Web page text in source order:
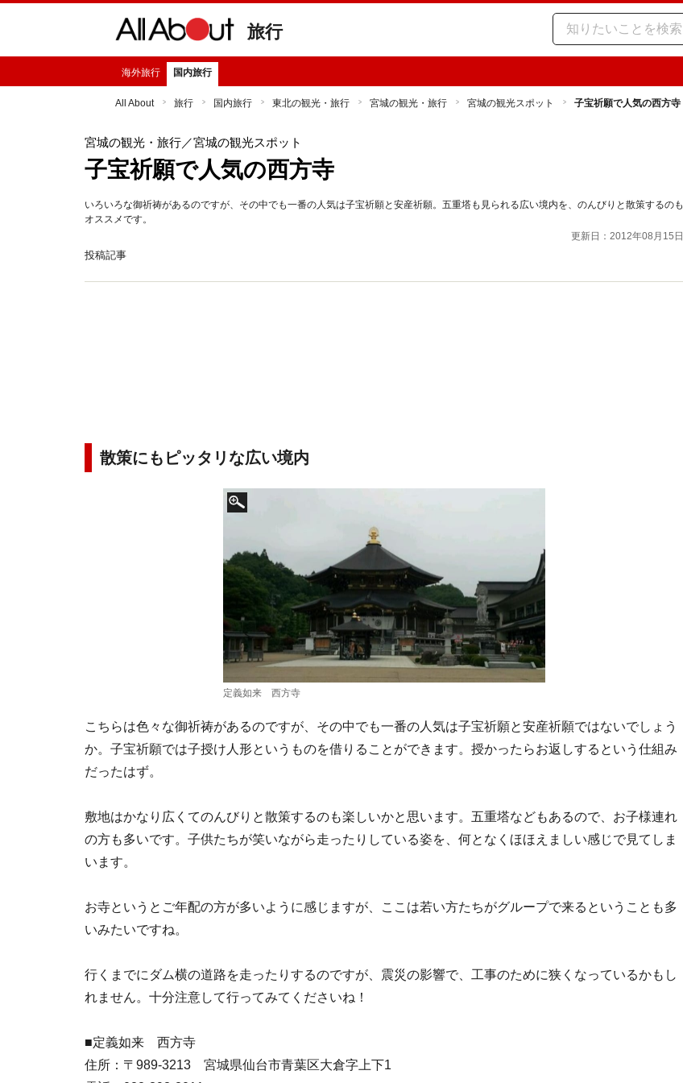
旅行
海外旅行 国内旅行
All About 旅行 国内旅行 東北の観光・旅行 宮城の観光・旅行 宮城の観光スポット 子宝祈願で人気の西方寺
宮城の観光・旅行／宮城の観光スポット
子宝祈願で人気の西方寺
いろいろな御祈祷があるのですが、その中でも一番の人気は子宝祈願と安産祈願。五重塔も見られる広い境内を、のんびりと散策するのも
オススメです。
更新日：2012年08月15日
投稿記事
散策にもピッタリな広い境内
定義如来 西方寺
こちらは色々な御祈祷があるのですが、その中でも一番の人気は子宝祈願と安産祈願ではないでしょう
か。子宝祈願では子授け人形というものを借りることができます。授かったらお返しするという仕組み
だったはず。
敷地はかなり広くてのんびりと散策するのも楽しいかと思います。五重塔などもあるので、お子様連れ
の方も多いです。子供たちが笑いながら走ったりしている姿を、何となくほほえましい感じで見てしま
います。
お寺というとご年配の方が多いように感じますが、ここは若い方たちがグループで来るということも多
いみたいですね。
行くまでにダム横の道路を走ったりするのですが、震災の影響で、工事のために狭くなっているかもし
れません。十分注意して行ってみてくださいね！
■定義如来 西方寺
住所：〒989-3213 宮城県仙台市青葉区大倉字上下1